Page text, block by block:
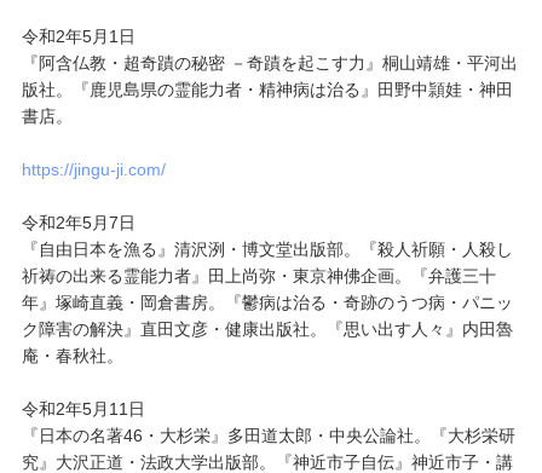
令和2年5月1日
『阿含仏教・超奇蹟の秘密 －奇蹟を起こす力』桐山靖雄・平河出
版社。『鹿児島県の霊能力者・精神病は治る』田野中頴娃・神田
書店。
https://jingu-ji.com/
令和2年5月7日
『自由日本を漁る』清沢洌・博文堂出版部。『殺人祈願・人殺し
祈祷の出来る霊能力者』田上尚弥・東京神佛企画。『弁護三十
年』塚崎直義・岡倉書房。『鬱病は治る・奇跡のうつ病・パニッ
ク障害の解決』直田文彦・健康出版社。『思い出す人々』内田魯
庵・春秋社。
令和2年5月11日
『日本の名著46・大杉栄』多田道太郎・中央公論社。『大杉栄研
究』大沢正道・法政大学出版部。『神近市子自伝』神近市子・講